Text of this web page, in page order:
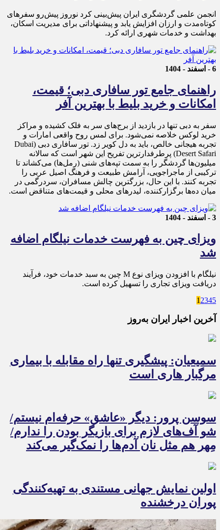
انجمن علمی گردشگری ایران پیش‌بینی کرد نوروز پیش‌رو سفرهای
کوتاه‌مدت و ارزان افزایش یابد و پیشنهاداتی برای مدیریت اسکان،
بهداشت و خدمات شهری ارائه کرد.
6 - اسفند - 1404
راهنمای جامع تور سافاری دبی؛ قیمت،
امکانات و خرید بلیط با بهترین آفر
سفر به دبی تنها در بازدید از برج‌های سر به فلک کشیده و مراکز
خرید لوکس خلاصه نمی‌شود. برای لمس روح واقعی امارات و
تجربه هیجانی خالص، باید به دل کویر زد. تور سافاری دبی (Dubai
Desert Safari) پرطرفدارترین تفریح این شهر است که سالانه
میلیون‌ها گردشگر را به سمت تپه‌های شنی (رمل‌ها) می‌کشاند تا
ترکیبی از ماجراجویی، آرامش طبیعت و فرهنگ اصیل عربی را
تجربه کنند. با این حال، بزرگترین چالش مسافران، سردرگمی در
میان ده‌ها برگزارکننده، لیدرهای محلی و قیمت‌های متناقض است.
3 - اسفند - 1404
ویزای چین به فهرست خدمات نیلگام اضافه
شد
نیلگام با افزودن ویزای نوع M چین به سبد خدمات خود، فرآیند
دریافت ویزای تجاری را تسهیل کرده است.
1 2345
آخرین اخبار ایران به‌روز
سمیعیان: پیشگیری تنها راه مقابله با بیماری
مرگبار هاری است
سوسن پرور: دیگر «عاشق» حرفه‌ام نیستم/
شو آف‌های لازم برای بازیگر بودن را ندارم/
مِهر هم مثل نان آدم‌ها را نمک‌گیر می‌کند
اولین نمایش جهانی مستندی به تهیه‌کنندگی
پوران درخشنده